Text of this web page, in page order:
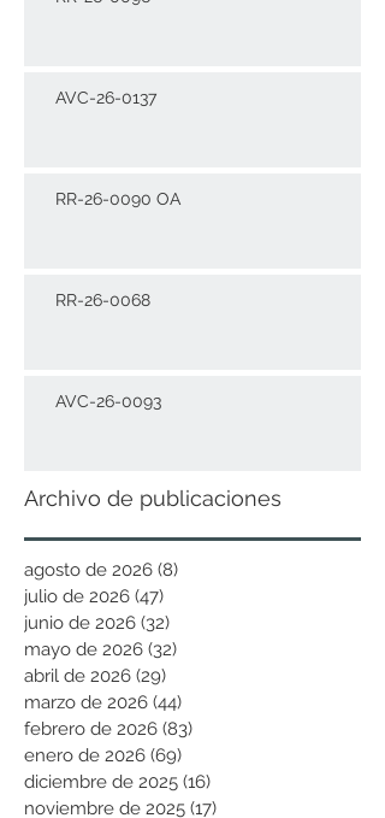
AVC-26-0137
RR-26-0090 OA
RR-26-0068
AVC-26-0093
Archivo de publicaciones
agosto de 2026 (8)
julio de 2026 (47)
junio de 2026 (32)
mayo de 2026 (32)
abril de 2026 (29)
marzo de 2026 (44)
febrero de 2026 (83)
enero de 2026 (69)
diciembre de 2025 (16)
noviembre de 2025 (17)